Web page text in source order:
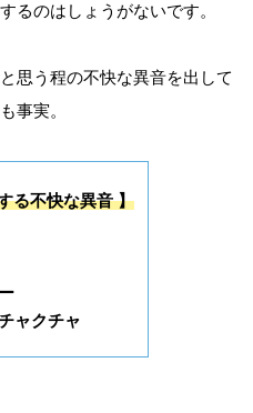
るのはしょうがないです。
思う程の不快な異音を出して
事実。
る不快な異音 】
ャクチャ